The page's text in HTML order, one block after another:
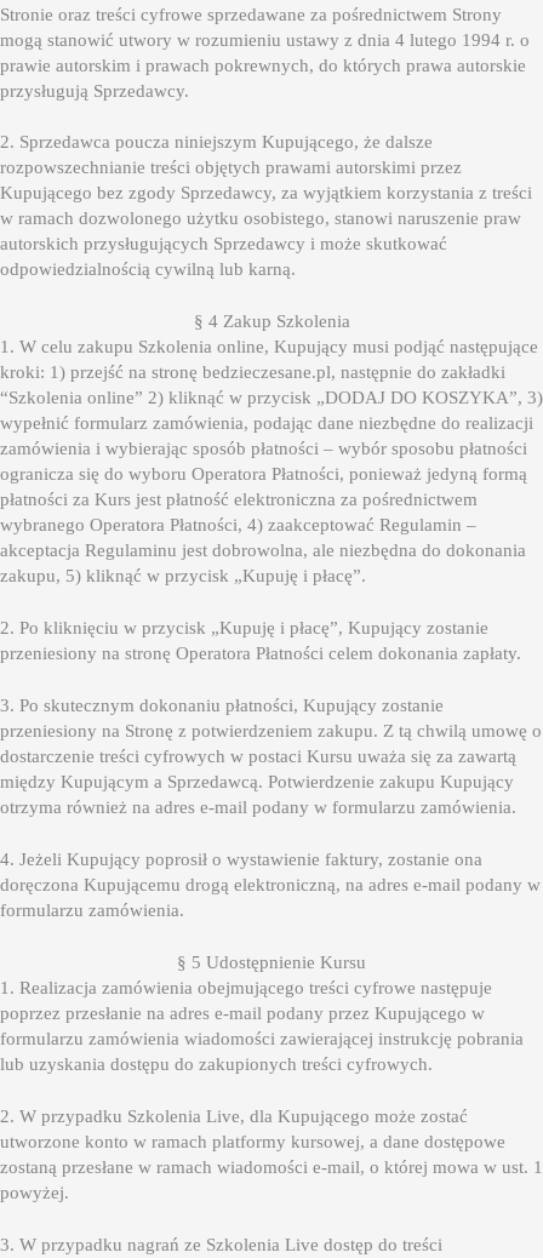
Stronie oraz treści cyfrowe sprzedawane za pośrednictwem Strony
mogą stanowić utwory w rozumieniu ustawy z dnia 4 lutego 1994 r. o
prawie autorskim i prawach pokrewnych, do których prawa autorskie
przysługują Sprzedawcy.
2. Sprzedawca poucza niniejszym Kupującego, że dalsze
rozpowszechnianie treści objętych prawami autorskimi przez
Kupującego bez zgody Sprzedawcy, za wyjątkiem korzystania z treści
w ramach dozwolonego użytku osobistego, stanowi naruszenie praw
autorskich przysługujących Sprzedawcy i może skutkować
odpowiedzialnością cywilną lub karną.
§ 4 Zakup Szkolenia
1. W celu zakupu Szkolenia online, Kupujący musi podjąć następujące
kroki: 1) przejść na stronę bedzieczesane.pl, następnie do zakładki
“Szkolenia online” 2) kliknąć w przycisk „DODAJ DO KOSZYKA”, 3)
wypełnić formularz zamówienia, podając dane niezbędne do realizacji
zamówienia i wybierając sposób płatności – wybór sposobu płatności
ogranicza się do wyboru Operatora Płatności, ponieważ jedyną formą
płatności za Kurs jest płatność elektroniczna za pośrednictwem
wybranego Operatora Płatności, 4) zaakceptować Regulamin –
akceptacja Regulaminu jest dobrowolna, ale niezbędna do dokonania
zakupu, 5) kliknąć w przycisk „Kupuję i płacę”.
2. Po kliknięciu w przycisk „Kupuję i płacę”, Kupujący zostanie
przeniesiony na stronę Operatora Płatności celem dokonania zapłaty.
3. Po skutecznym dokonaniu płatności, Kupujący zostanie
przeniesiony na Stronę z potwierdzeniem zakupu. Z tą chwilą umowę o
dostarczenie treści cyfrowych w postaci Kursu uważa się za zawartą
między Kupującym a Sprzedawcą. Potwierdzenie zakupu Kupujący
otrzyma również na adres e-mail podany w formularzu zamówienia.
4. Jeżeli Kupujący poprosił o wystawienie faktury, zostanie ona
doręczona Kupującemu drogą elektroniczną, na adres e-mail podany w
formularzu zamówienia.
§ 5 Udostępnienie Kursu
1. Realizacja zamówienia obejmującego treści cyfrowe następuje
poprzez przesłanie na adres e-mail podany przez Kupującego w
formularzu zamówienia wiadomości zawierającej instrukcję pobrania
lub uzyskania dostępu do zakupionych treści cyfrowych.
2. W przypadku Szkolenia Live, dla Kupującego może zostać
utworzone konto w ramach platformy kursowej, a dane dostępowe
zostaną przesłane w ramach wiadomości e-mail, o której mowa w ust. 1
powyżej.
3. W przypadku nagrań ze Szkolenia Live dostęp do treści